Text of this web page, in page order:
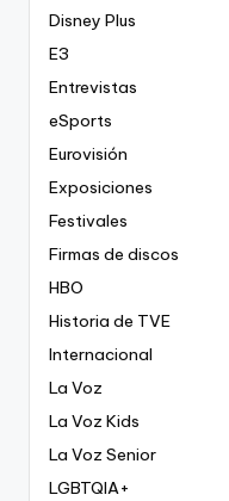
Disney Plus
E3
Entrevistas
eSports
Eurovisión
Exposiciones
Festivales
Firmas de discos
HBO
Historia de TVE
Internacional
La Voz
La Voz Kids
La Voz Senior
LGBTQIA+